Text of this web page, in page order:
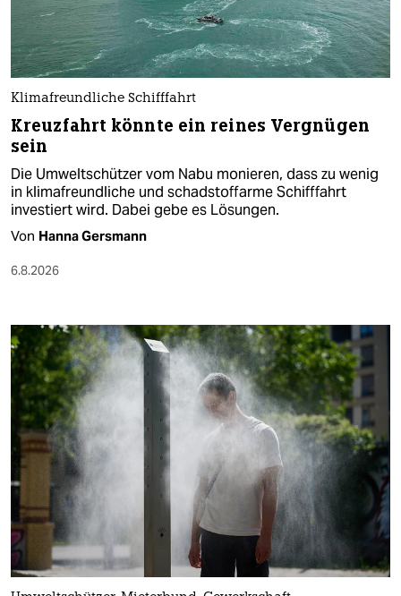
Klimafreundliche Schifffahrt
Kreuzfahrt könnte ein reines Vergnügen
sein
Die Umweltschützer vom Nabu monieren, dass zu wenig
in klimafreundliche und schadstoffarme Schifffahrt
investiert wird. Dabei gebe es Lösungen.
Von Hanna Gersmann
6.8.2026